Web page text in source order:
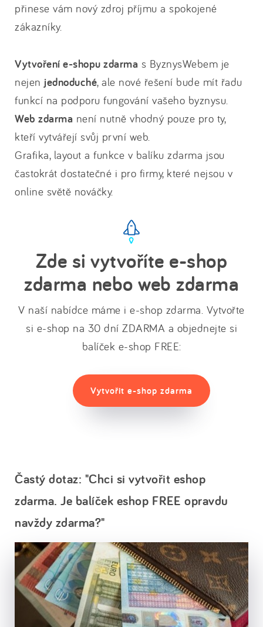
přinese vám nový zdroj příjmu a spokojené
zákazníky.
Vytvoření e-shopu zdarma s ByznysWebem je
nejen jednoduché, ale nové řešení bude mít řadu
funkcí na podporu fungování vašeho byznysu.
Web zdarma není nutně vhodný pouze pro ty,
kteří vytvářejí svůj první web.
Grafika, layout a funkce v balíku zdarma jsou
častokrát dostatečné i pro firmy, které nejsou v
online světě nováčky.
Zde si vytvoříte e-shop
zdarma nebo web zdarma
V naší nabídce máme i e-shop zdarma. Vytvořte
si e-shop na 30 dní ZDARMA a objednejte si
balíček e-shop FREE:
Vytvořit e-shop zdarma
Častý dotaz: "Chci si vytvořit eshop
zdarma. Je balíček eshop FREE opravdu
navždy zdarma?"